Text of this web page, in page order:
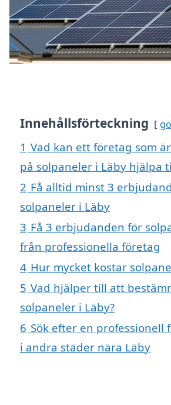
Innehållsförteckning
1 Vad kan ett företag som
på solpaneler i Läby hjälpa
2 Få alltid minst 3
solpaneler i Läby
3 Få 3 erbjudanden för
från professionella företag
4 Hur mycket kostar
5 Vad hjälper till att
solpaneler i Läby?
6 Sök efter en professionell
i andra städer nära Läby